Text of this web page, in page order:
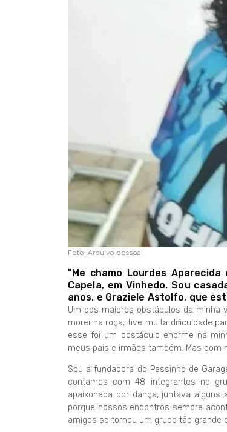
Foto: Arquivo pessoal
"Me chamo Lourdes
Capela, em Vinhedo. Sou
anos, e Graziele Astolfo, que
Um dos maiores obstáculos da minha
morei na roça, tive muita dificuldade
esse foi um obstáculo enorme na
meus pais e irmãos também. Mas com
Sou a fundadora do Passinho de
contamos com 48 integrantes no
apaixonada por dança, juntava
porque nossos encontros sempre
amigos se tornou um grupo tão grande